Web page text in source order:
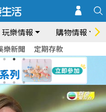
玩樂情報 購物情報
樂新聞 定期存款